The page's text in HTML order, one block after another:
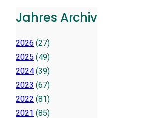
Jahres Archiv
2026 (27)
2025 (49)
2024 (39)
2023 (67)
2022 (81)
2021 (85)